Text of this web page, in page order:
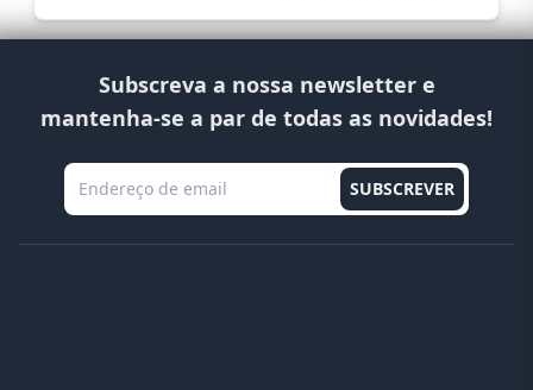
Subscreva a nossa newsletter e
mantenha-se a par de todas as novidades!